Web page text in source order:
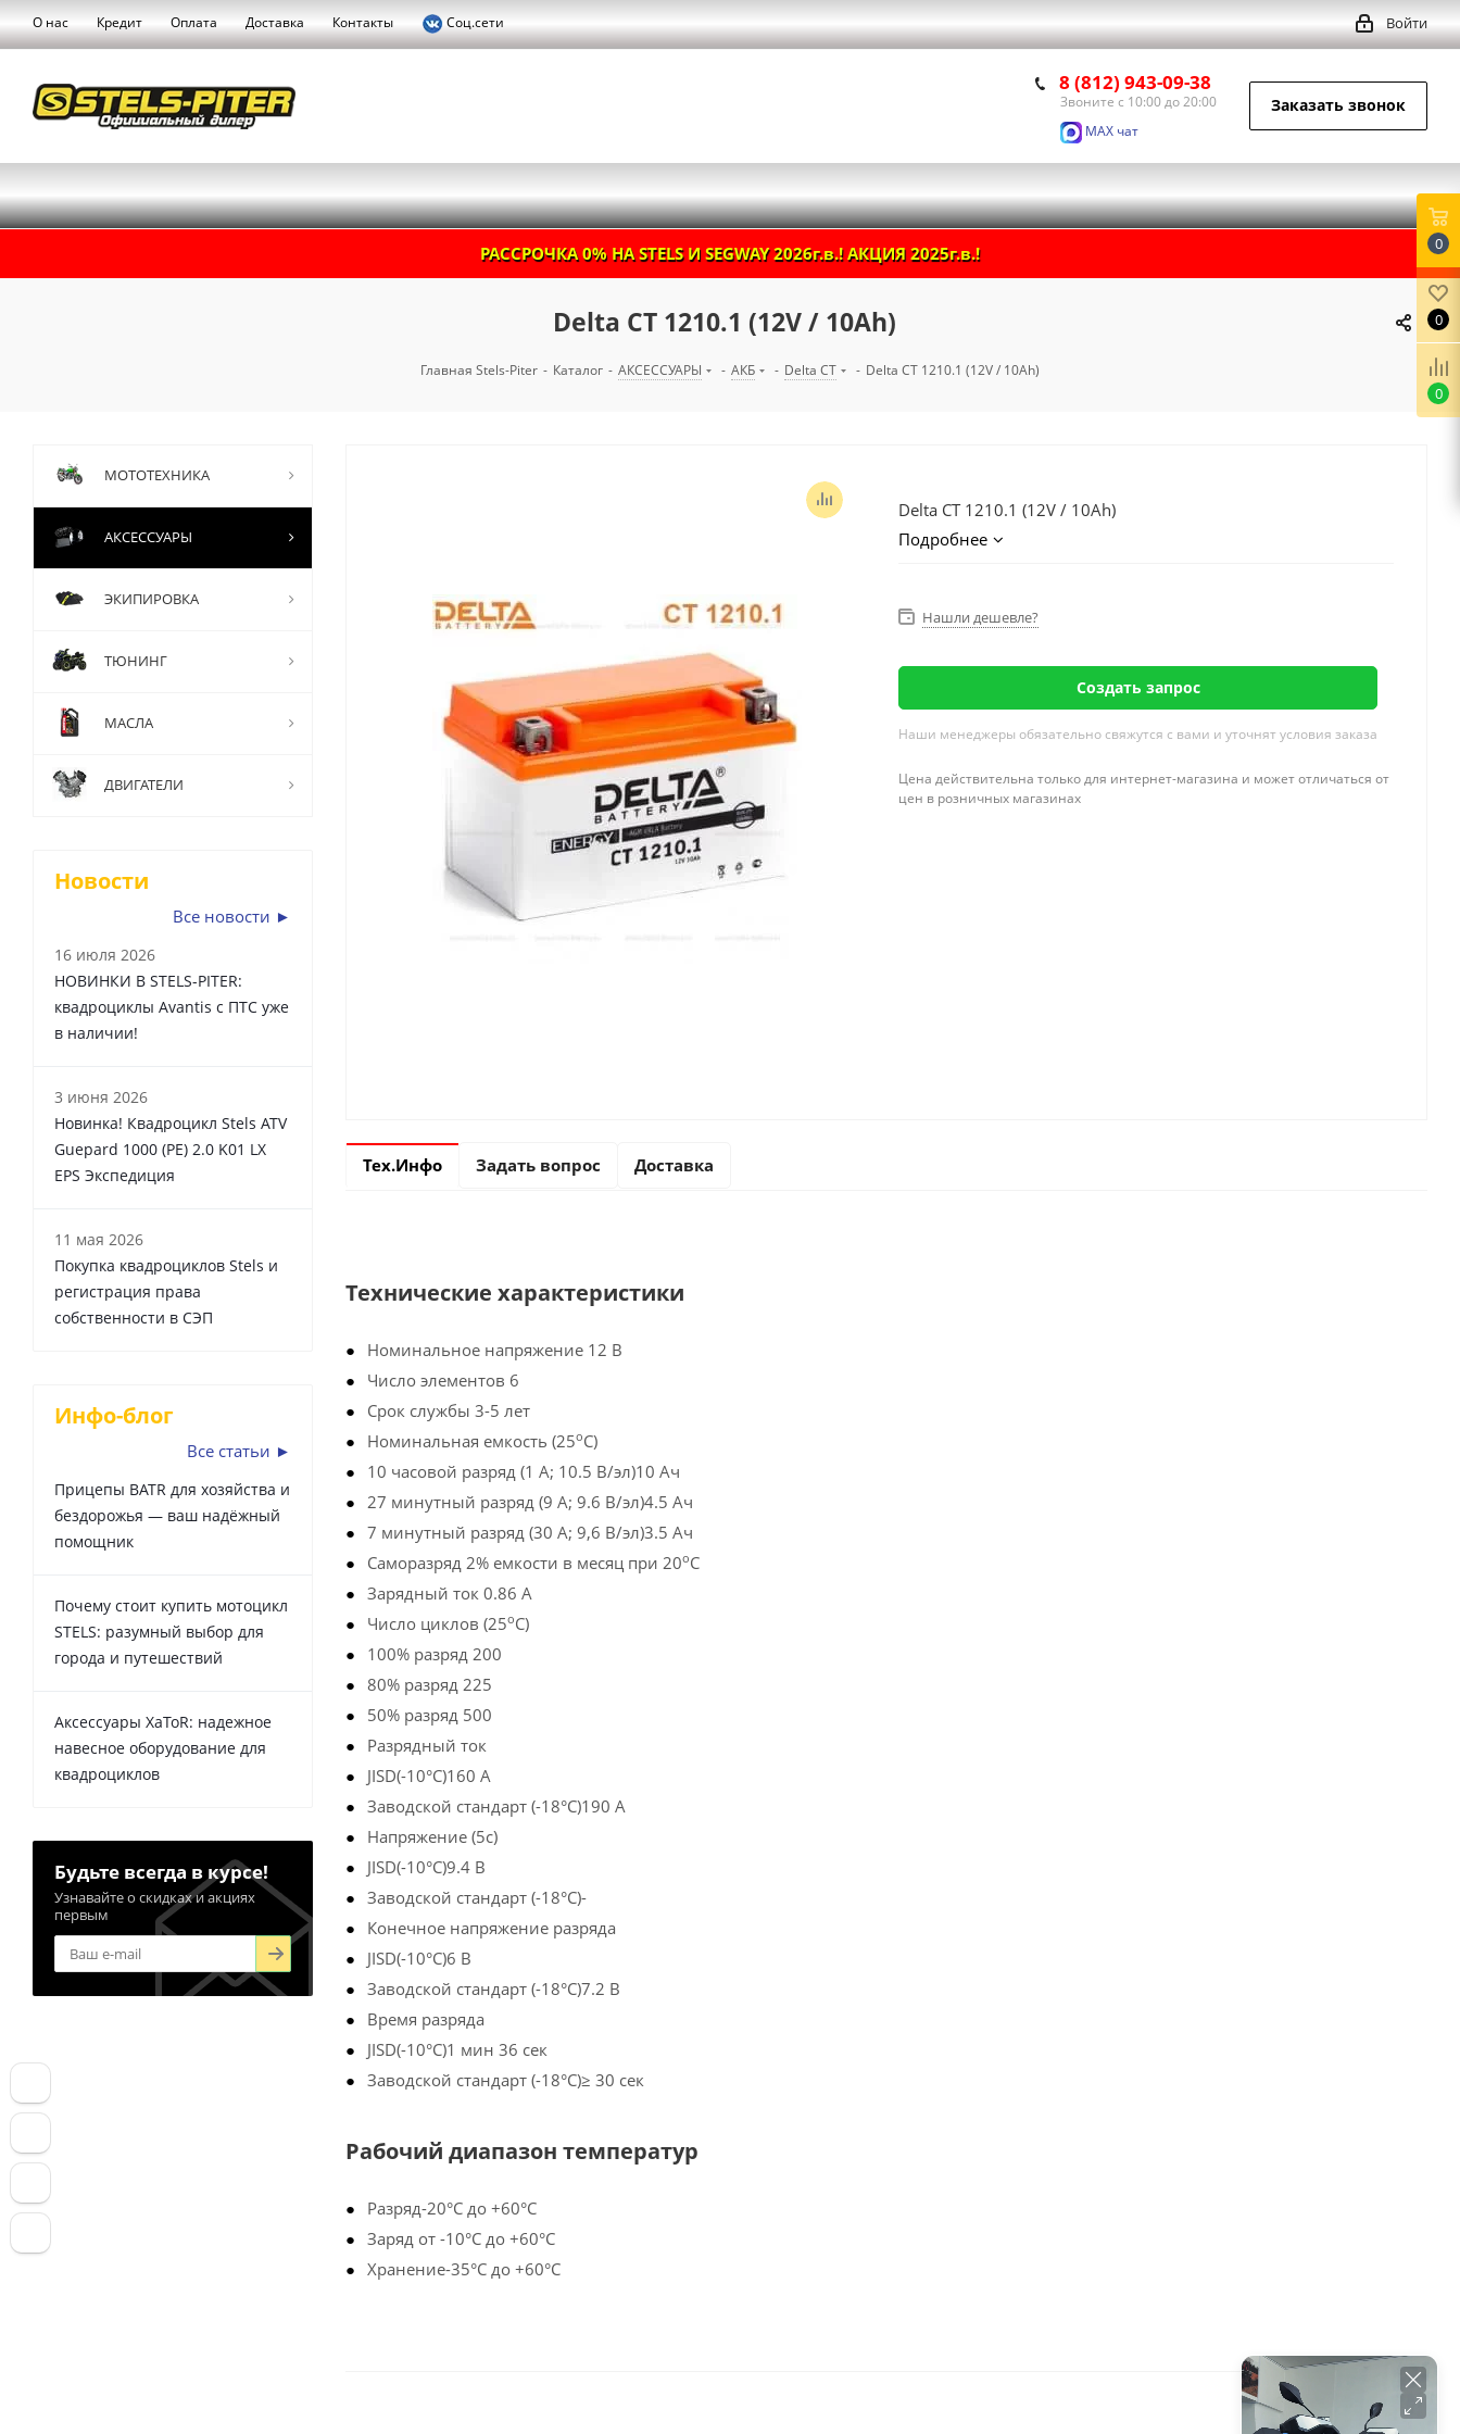
О нас Кредит Оплата Доставка Контакты Соц.сети Войти
8 (812) 943-09-38
Звоните с 10:00 до 20:00
MAX чат
Заказать звонок
РАССРОЧКА 0% НА STELS И SEGWAY 2026г.в.! АКЦИЯ 2025г.в.!
Delta CT 1210.1 (12V / 10Ah)
Главная Stels-Piter - Каталог - АКСЕССУАРЫ - АКБ - Delta CT - Delta CT 1210.1 (12V / 10Ah)
Delta CT 1210.1 (12V / 10Ah)
Подробнее
Нашли дешевле?
Создать запрос
Наши менеджеры обязательно свяжутся с вами и уточнят условия заказа
Цена действительна только для интернет-магазина и может отличаться от
цен в розничных магазинах
Тех.Инфо Задать вопрос Доставка
Технические характеристики
Номинальное напряжение 12 В
Число элементов 6
Срок службы 3-5 лет
Номинальная емкость (25oС)
10 часовой разряд (1 А; 10.5 В/эл)10 Ач
27 минутный разряд (9 А; 9.6 В/эл)4.5 Ач
7 минутный разряд (30 А; 9,6 В/эл)3.5 Ач
Саморазряд 2% емкости в месяц при 20oС
Зарядный ток 0.86 А
Число циклов (25oС)
100% разряд 200
80% разряд 225
50% разряд 500
Разрядный ток
JISD(-10°C)160 А
Заводской стандарт (-18°С)190 А
Напряжение (5с)
JISD(-10°C)9.4 В
Заводской стандарт (-18°С)-
Конечное напряжение разряда
JISD(-10°C)6 В
Заводской стандарт (-18°С)7.2 В
Время разряда
JISD(-10°C)1 мин 36 сек
Заводской стандарт (-18°С)≥ 30 сек
Рабочий диапазон температур
Разряд-20°С до +60°С
Заряд от -10°С до +60°С
Хранение-35°С до +60°С
МОТОТЕХНИКА
АКСЕССУАРЫ
ЭКИПИРОВКА
ТЮНИНГ
МАСЛА
ДВИГАТЕЛИ
Новости
Все новости ►
16 июля 2026
НОВИНКИ В STELS-PITER:
квадроциклы Avantis с ПТС уже
в наличии!
3 июня 2026
Новинка! Квадроцикл Stels ATV
Guepard 1000 (PE) 2.0 K01 LX
EPS Экспедиция
11 мая 2026
Покупка квадроциклов Stels и
регистрация права
собственности в СЭП
Инфо-блог
Все статьи ►
Прицепы BATR для хозяйства и
бездорожья — ваш надёжный
помощник
Почему стоит купить мотоцикл
STELS: разумный выбор для
города и путешествий
Аксессуары XaToR: надежное
навесное оборудование для
квадроциклов
Будьте всегда в курсе!
Узнавайте о скидках и акциях
первым
0
0
0